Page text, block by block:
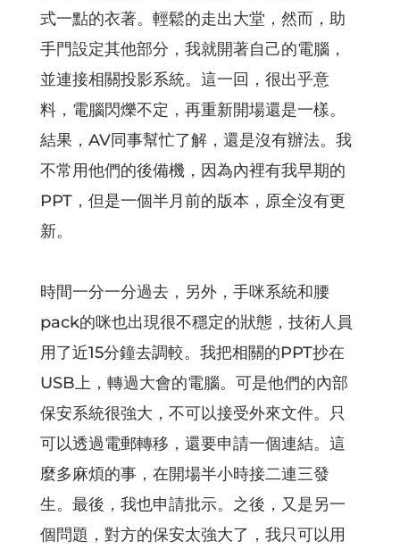
式一點的衣著。輕鬆的走出大堂，然而，助
手門設定其他部分，我就開著自己的電腦，
並連接相關投影系統。這一回，很出乎意
料，電腦閃爍不定，再重新開場還是一樣。
結果，AV同事幫忙了解，還是沒有辦法。我
不常用他們的後備機，因為內裡有我早期的
PPT，但是一個半月前的版本，原全沒有更
新。
時間一分一分過去，另外，手咪系統和腰
pack的咪也出現很不穩定的狀態，技術人員
用了近15分鐘去調較。我把相關的PPT抄在
USB上，轉過大會的電腦。可是他們的內部
保安系統很強大，不可以接受外來文件。只
可以透過電郵轉移，還要申請一個連結。這
麼多麻煩的事，在開場半小時接二連三發
生。最後，我也申請批示。之後，又是另一
個問題，對方的保安太強大了，我只可以用